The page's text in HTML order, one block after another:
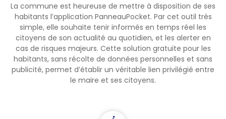
La commune est heureuse de mettre à disposition de ses
habitants l’application PanneauPocket. Par cet outil très
simple, elle souhaite tenir informés en temps réel les
citoyens de son actualité au quotidien, et les alerter en
cas de risques majeurs. Cette solution gratuite pour les
habitants, sans récolte de données personnelles et sans
publicité, permet d’établir un véritable lien privilégié entre
le maire et ses citoyens.